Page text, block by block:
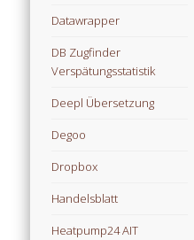
Datawrapper
DB Zugfinder
Verspätungsstatistik
Deepl Übersetzung
Degoo
Dropbox
Handelsblatt
Heatpump24 AIT